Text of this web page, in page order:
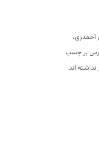
احمدزی،
ترس بر چسپ
اند.